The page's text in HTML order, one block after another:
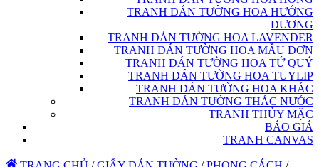
TRANH DÁN TƯỜNG HOA HƯỚNG
DƯƠNG
TRANH DÁN TƯỜNG HOA LAVENDER
TRANH DÁN TƯỜNG HOA MẪU ĐƠN
TRANH DÁN TƯỜNG HOA TỨ QUÝ
TRANH DÁN TƯỜNG HOA TUYLIP
TRANH DÁN TƯỜNG HOA KHÁC
TRANH DÁN TƯỜNG THÁC NƯỚC
TRANH THỦY MẶC
BÁO GIÁ
TRANH CANVAS